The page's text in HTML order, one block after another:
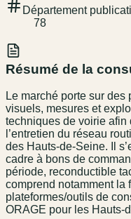
Département
78
Résumé de la
Le marché porte sur des
visuels, mesures et
techniques de voirie afin
l’entretien du réseau
des Hauts-de-Seine. Il
cadre à bons de
période, reconductible
comprend notamment la
plateformes/outils de
ORAGE pour les Hauts-